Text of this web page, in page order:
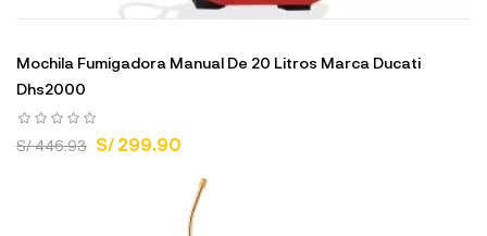
Mochila Fumigadora Manual De 20 Litros Marca Ducati
Dhs2000
S/ 446.93 S/ 299.90